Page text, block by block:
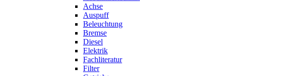
Achse
Auspuff
Beleuchtung
Bremse
Diesel
Elektrik
Fachliteratur
Filter